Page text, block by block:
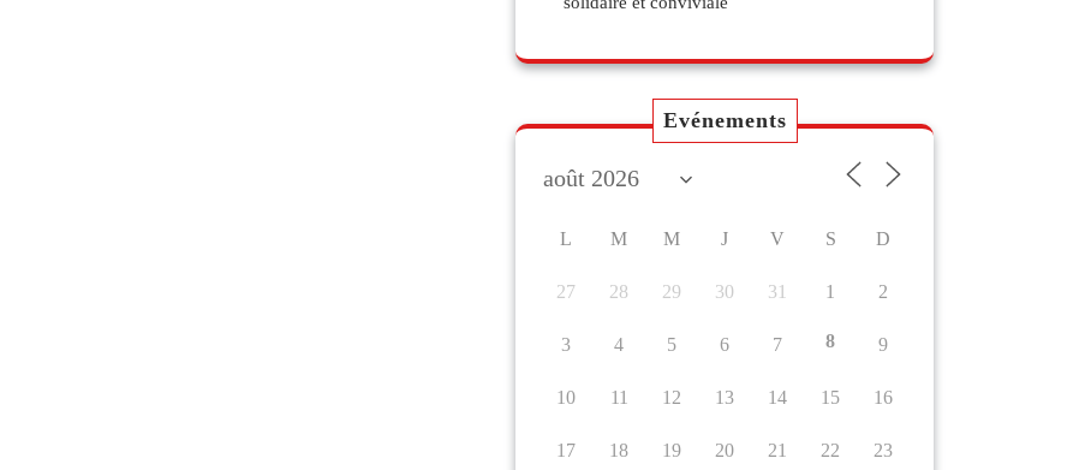
Evénements
L M M J V S D
27 28 29 30 31 1 2
3 4 5 6 7 8 9
10 11 12 13 14 15 16
17 18 19 20 21 22 23